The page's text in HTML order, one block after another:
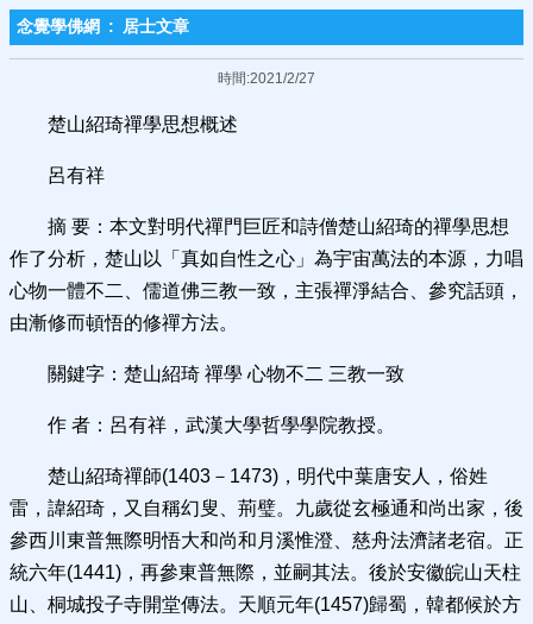
念覺學佛網 : 居士文章
時間:2021/2/27
楚山紹琦禪學思想概述
呂有祥
摘 要：本文對明代禪門巨匠和詩僧楚山紹琦的禪學思想
作了分析，楚山以「真如自性之心」為宇宙萬法的本源，力唱
心物一體不二、儒道佛三教一致，主張禪淨結合、參究話頭，
由漸修而頓悟的修禪方法。
關鍵字：楚山紹琦 禪學 心物不二 三教一致
作 者：呂有祥，武漢大學哲學學院教授。
楚山紹琦禪師(1403－1473)，明代中葉唐安人，俗姓
雷，諱紹琦，又自稱幻叟、荊璧。九歲從玄極通和尚出家，後
參西川東普無際明悟大和尚和月溪惟澄、慈舟法濟諸老宿。正
統六年(1441)，再參東普無際，並嗣其法。後於安徽皖山天柱
山、桐城投子寺開堂傳法。天順元年(1457)歸蜀，韓都候於方